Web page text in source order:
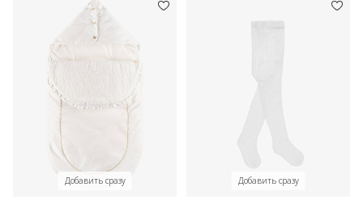
Добавить сразу Добавить сразу